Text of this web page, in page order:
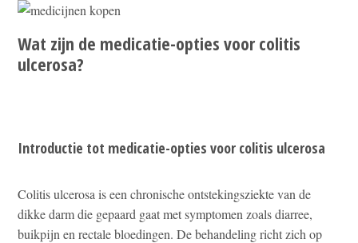
Wat zijn de medicatie-opties voor colitis
ulcerosa?
Introductie tot medicatie-opties voor colitis ulcerosa
Colitis ulcerosa is een chronische ontstekingsziekte van de
dikke darm die gepaard gaat met symptomen zoals diarree,
buikpijn en rectale bloedingen. De behandeling richt zich op